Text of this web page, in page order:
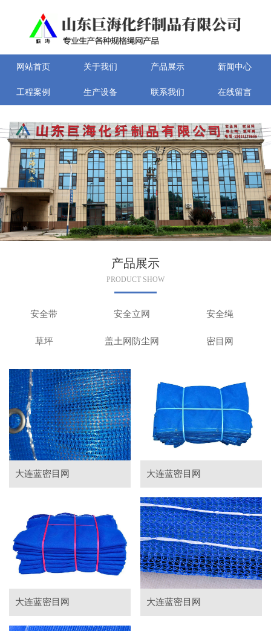
网站首页 关于我们 产品展示 新闻中心
工程案例 生产设备 联系我们 在线留言
产品展示
PRODUCT SHOW
安全带 安全立网 安全绳
草坪 盖土网防尘网 密目网
大连蓝密目网 大连蓝密目网
大连蓝密目网 大连蓝密目网